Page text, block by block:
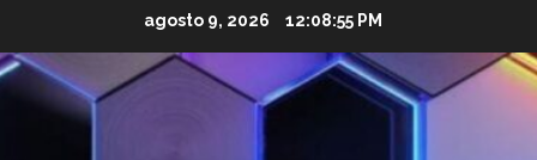
contenido
agosto 9, 2026 12:08:56 PM